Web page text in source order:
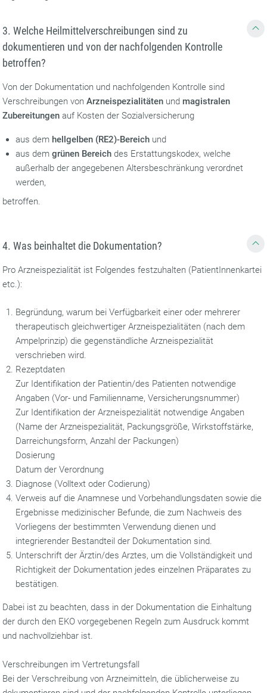
3. Welche Heilmittelverschreibungen sind zu
dokumentieren und von der nachfolgenden Kontrolle
betroffen?
Von der Dokumentation und nachfolgenden Kontrolle sind
Verschreibungen vonArzneispezialitäten und magistralen
Zubereitungen auf Kosten der Sozialversicherung
aus dem hellgelben (RE2)-Bereich und
aus demgrünen Bereich des Erstattungskodex, welche
außerhalb der angegebenen Altersbeschränkung verordnet
werden,
betroffen.
4. Was beinhaltet die Dokumentation?
Pro Arzneispezialität ist Folgendes festzuhalten (PatientInnenkartei
etc.):
Begründung, warum bei Verfügbarkeit einer oder mehrerer
therapeutisch gleichwertiger Arzneispezialitäten (nach dem
Ampelprinzip) die gegenständliche Arzneispezialität
verschrieben wird.
Rezeptdaten
Zur Identifikation der Patientin/des Patienten notwendige
Angaben (Vor- und Familienname, Versicherungsnummer)
Zur Identifikation der Arzneispezialität notwendige Angaben
(Name der Arzneispezialität, Packungsgröße, Wirkstoffstärke,
Darreichungsform, Anzahl der Packungen)
Dosierung
Datum der Verordnung
Diagnose (Volltext oder Codierung)
Verweis auf die Anamnese und Vorbehandlungsdaten sowie die
Ergebnisse medizinischer Befunde, die zum Nachweis des
Vorliegens der bestimmten Verwendung dienen und
integrierender Bestandteil der Dokumentation sind.
Unterschrift der Ärztin/des Arztes, um die Vollständigkeit und
Richtigkeit der Dokumentation jedes einzelnen Präparates zu
bestätigen.
Dabei ist zu beachten, dass in der Dokumentation die Einhaltung
der durch den EKO vorgegebenen Regeln zum Ausdruck kommt
und nachvollziehbar ist.
Verschreibungen im Vertretungsfall
Bei der Verschreibung von Arzneimitteln, die üblicherweise zu